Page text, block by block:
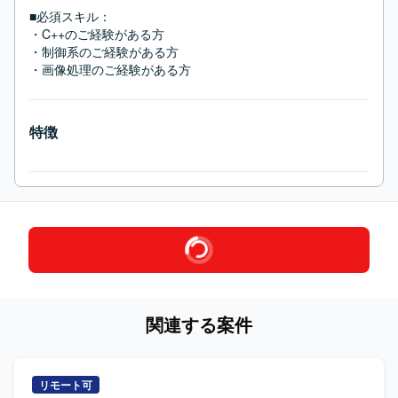
■必須スキル：
・C++のご経験がある方
・制御系のご経験がある方
・画像処理のご経験がある方
特徴
関連する案件
リモート可